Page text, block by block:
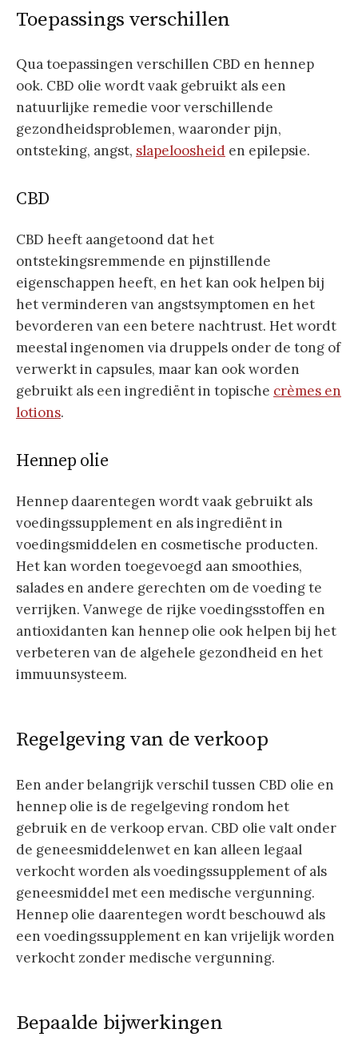
Toepassings verschillen
Qua toepassingen verschillen CBD en hennep
ook. CBD olie wordt vaak gebruikt als een
natuurlijke remedie voor verschillende
gezondheidsproblemen, waaronder pijn,
ontsteking, angst, slapeloosheid en epilepsie.
CBD
CBD heeft aangetoond dat het
ontstekingsremmende en pijnstillende
eigenschappen heeft, en het kan ook helpen bij
het verminderen van angstsymptomen en het
bevorderen van een betere nachtrust. Het wordt
meestal ingenomen via druppels onder de tong of
verwerkt in capsules, maar kan ook worden
gebruikt als een ingrediënt in topische crèmes en
lotions.
Hennep olie
Hennep daarentegen wordt vaak gebruikt als
voedingssupplement en als ingrediënt in
voedingsmiddelen en cosmetische producten.
Het kan worden toegevoegd aan smoothies,
salades en andere gerechten om de voeding te
verrijken. Vanwege de rijke voedingsstoffen en
antioxidanten kan hennep olie ook helpen bij het
verbeteren van de algehele gezondheid en het
immuunsysteem.
Regelgeving van de verkoop
Een ander belangrijk verschil tussen CBD olie en
hennep olie is de regelgeving rondom het
gebruik en de verkoop ervan. CBD olie valt onder
de geneesmiddelenwet en kan alleen legaal
verkocht worden als voedingssupplement of als
geneesmiddel met een medische vergunning.
Hennep olie daarentegen wordt beschouwd als
een voedingssupplement en kan vrijelijk worden
verkocht zonder medische vergunning.
Bepaalde bijwerkingen